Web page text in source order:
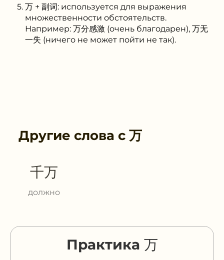
万 + 副词: используется для выражения
множественности обстоятельств.
Например: 万分感激 (очень благодарен), 万无
一失 (ничего не может пойти не так).
Другие слова с 万
千万
должно
Практика 万